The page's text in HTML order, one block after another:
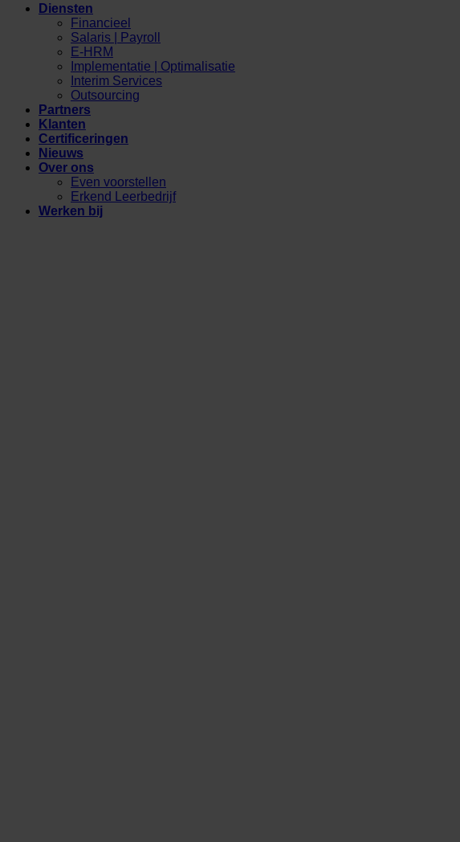
Diensten
Financieel
Salaris | Payroll
E-HRM
Implementatie | Optimalisatie
Interim Services
Outsourcing
Partners
Klanten
Certificeringen
Nieuws
Over ons
Even voorstellen
Erkend Leerbedrijf
Werken bij